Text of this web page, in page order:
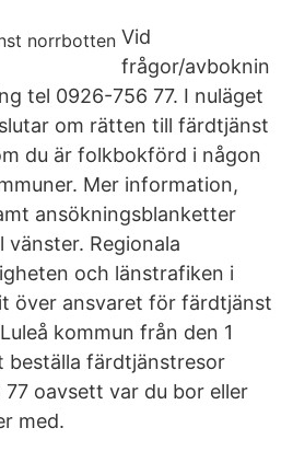
Vid
frågor/avboknin
tel 0926-756 77. I nuläget
om rätten till färdtjänst
du är folkbokförd i någon
Mer information,
ansökningsblanketter
Regionala
och länstrafiken i
över ansvaret för färdtjänst
kommun från den 1
beställa färdtjänstresor
oavsett var du bor eller
med.